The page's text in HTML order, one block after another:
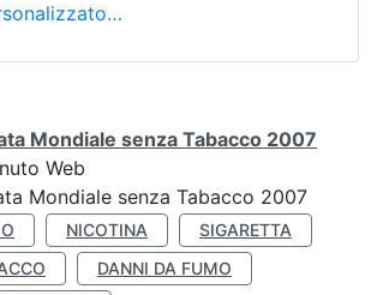
Mondiale senza Tabacco 2007
Web
Mondiale senza Tabacco 2007
NICOTINA
SIGARETTA
DANNI DA FUMO